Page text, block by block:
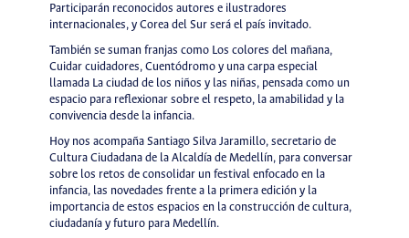
Participarán reconocidos autores e ilustradores
internacionales, y Corea del Sur será el país invitado.
También se suman franjas como Los colores del mañana,
Cuidar cuidadores, Cuentódromo y una carpa especial
llamada La ciudad de los niños y las niñas, pensada como un
espacio para reflexionar sobre el respeto, la amabilidad y la
convivencia desde la infancia.
Hoy nos acompaña Santiago Silva Jaramillo, secretario de
Cultura Ciudadana de la Alcaldía de Medellín, para conversar
sobre los retos de consolidar un festival enfocado en la
infancia, las novedades frente a la primera edición y la
importancia de estos espacios en la construcción de cultura,
ciudadanía y futuro para Medellín.